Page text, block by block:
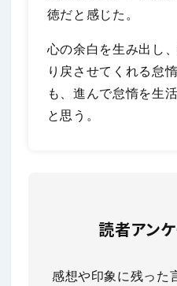
徳だと感じた。
心の余白を生み出し
り戻させてくれる怠
も、進んで怠惰を生
と思う。
読者アン
感想や印象に残った